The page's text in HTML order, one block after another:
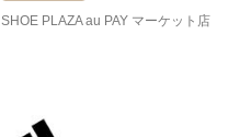
SHOE PLAZA au PAY マーケット店